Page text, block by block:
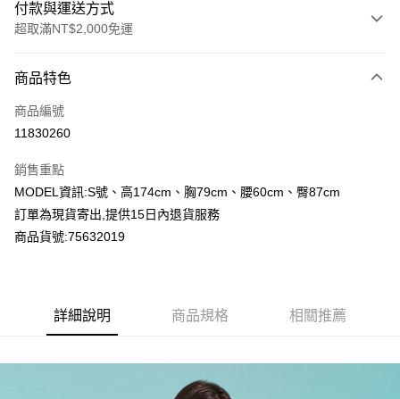
付款與運送方式
超取滿NT$2,000免運
信用卡一次付款
超商取貨付款
Apple Pay
Google Pay
每筆NT$80，滿NT$2,000(含以上)免運費
商品特色
商品編號
11830260
銷售重點
MODEL資訊:S號、高174cm、胸79cm、腰60cm、臀87cm
訂單為現貨寄出,提供15日內退貨服務
商品貨號:75632019
詳細說明 商品規格 相關推薦